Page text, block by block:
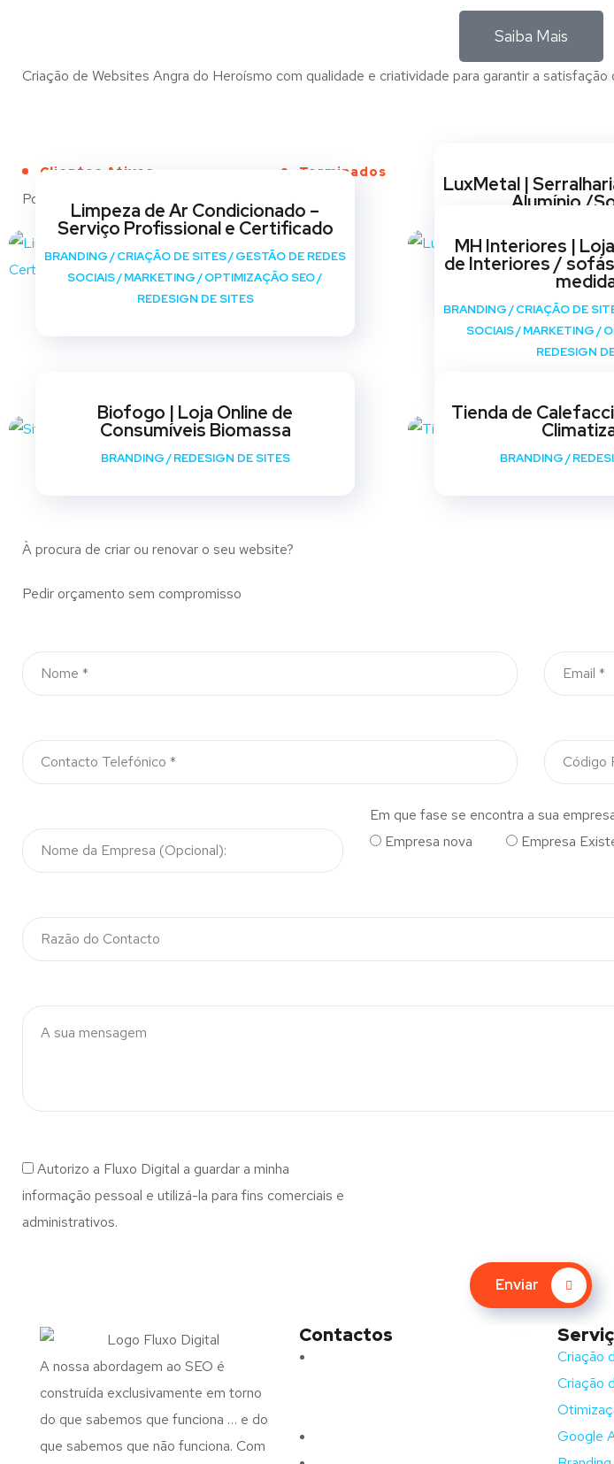
Saiba Mais
Criação de Websites Angra do Heroísmo com qualidade e criatividade para garantir a satisfação
Clientes Ativos Terminados
Portfólio
Limpeza de Ar Condicionado –
Serviço Profissional e Certificado
BRANDING/CRIAÇÃO DE SITES/GESTÃO DE REDES
SOCIAIS/MARKETING/OPTIMIZAÇÃO SEO/
REDESIGN DE SITES
LuxMetal |
Alumínio /
SOCIAIS/ MARKETING/
REDESIGN
MH Interiores |
de Interiores /
BRANDING /CRIAÇÃO DE
SOCIAIS/MARKETING/
REDESIGN
Biofogo | Loja Online de
Consumíveis Biomassa
BRANDING/REDESIGN DE SITES
Tienda de
BRANDING/
À procura de criar ou renovar o seu website?
Pedir orçamento sem compromisso
Em que fase se encontra a sua
Empresa nova
Empresa
Autorizo a Fluxo Digital a guardar a minha
informação pessoal e utilizá-la para fins comerciais e
administrativos.
Enviar
A nossa abordagem ao SEO é
construída exclusivamente em torno
do que sabemos que funciona … e do
que sabemos que não funciona. Com
Contactos
Criação
Criação
Google